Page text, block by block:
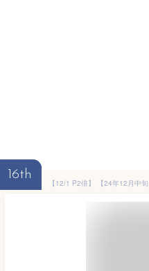
16th